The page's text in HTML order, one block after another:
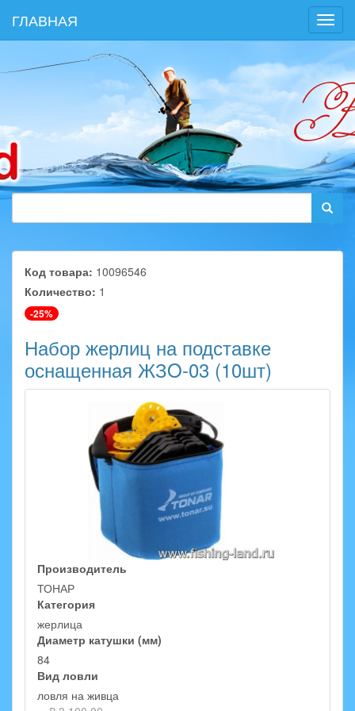
ГЛАВНАЯ
Код товара: 10096546
Количество: 1
-25%
Набор жерлиц на подставке
оснащенная ЖЗO-03 (10шт)
Производитель
ТОНАР
Категория
жерлица
Диаметр катушки (мм)
84
Вид ловли
ловля на живца